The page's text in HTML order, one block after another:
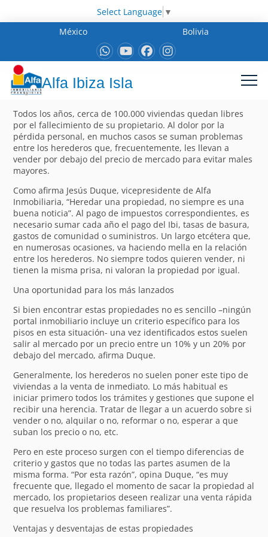
Select Language ▼
México
Bolivia
Alfa Ibiza Isla
Todos los años, cerca de 100.000 viviendas quedan libres
por el fallecimiento de su propietario. Al dolor por la
pérdida personal, en muchos casos se suman problemas
entre los herederos que, frecuentemente, les llevan a
vender por debajo del precio de mercado para evitar males
mayores.
Como afirma Jesús Duque, vicepresidente de Alfa
Inmobiliaria, “Heredar una propiedad, no siempre es una
buena noticia”. Al pago de impuestos correspondientes, es
necesario sumar cada año el pago del Ibi, tasas de basura,
gastos de comunidad o suministros. Un largo etcétera que,
en numerosas ocasiones, va haciendo mella en la relación
entre los herederos. No siempre todos quieren vender, ni
tienen la misma prisa, ni valoran la propiedad por igual.
Una oportunidad para los más lanzados
Si bien encontrar estas propiedades no es sencillo –ningún
portal inmobiliario incluye un criterio específico para los
pisos en esta situación- una vez identificados estos suelen
salir al mercado por un precio entre un 10% y un 20% por
debajo del mercado, afirma Duque.
Generalmente, los herederos no suelen poner este tipo de
viviendas a la venta de inmediato. Lo más habitual es
iniciar primero todos los trámites y gestiones que supone el
recibir una herencia. Tratar de llegar a un acuerdo sobre si
vender o no, alquilar o no, reformar o no, esperar a que
suban los precio o no, etc.
Pero en este proceso surgen con el tiempo diferencias de
criterio y gastos que no todas las partes asumen de la
misma forma. “Por esta razón”, opina Duque, “es muy
frecuente que, llegado el momento de sacar la propiedad al
mercado, los propietarios deseen realizar una venta rápida
que resuelva los problemas familiares”.
Ventajas y desventajas de estas propiedades